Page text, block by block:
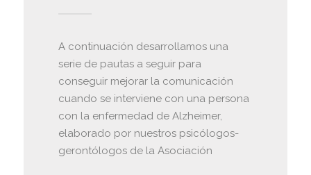
A continuación desarrollamos una
serie de pautas a seguir para
conseguir mejorar la comunicación
cuando se interviene con una persona
con la enfermedad de Alzheimer,
elaborado por nuestros psicólogos-
gerontólogos de la Asociación